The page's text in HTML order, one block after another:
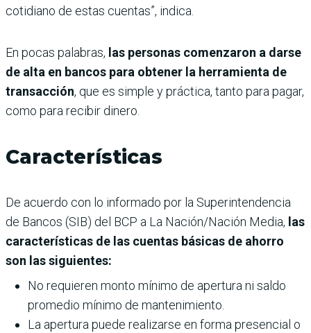
cotidiano de estas cuentas”, indica.
En pocas palabras, las personas comenzaron a darse
de alta en bancos para obtener la herramienta de
transacción, que es simple y práctica, tanto para pagar,
como para recibir dinero.
Características
De acuerdo con lo informado por la Superintendencia
de Bancos (SIB) del BCP a La Nación/Nación Media, las
características de las cuentas básicas de ahorro
son las siguientes:
No requieren monto mínimo de apertura ni saldo
promedio mínimo de mantenimiento.
La apertura puede realizarse en forma presencial o